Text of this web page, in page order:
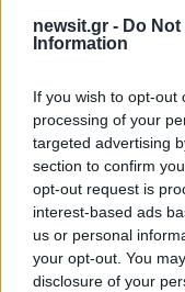
newsit.gr - Do
Information
If you wish to opt-out
processing of your
targeted advertising
section to confirm
opt-out request is
interest-based ads
us or personal
your opt-out. You
disclosure of your
ενημερωθείτε
τελευταία νέατης
Πιο
1 Ryanair: «Ένα
ήταν σαν
επιβάτιδα
έσπασε το